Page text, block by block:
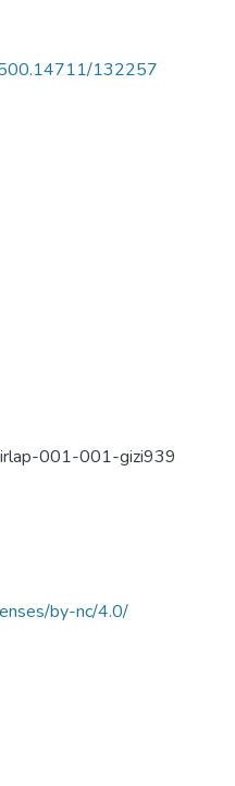
132257
001-001-gizi939
by-nc/4.0/